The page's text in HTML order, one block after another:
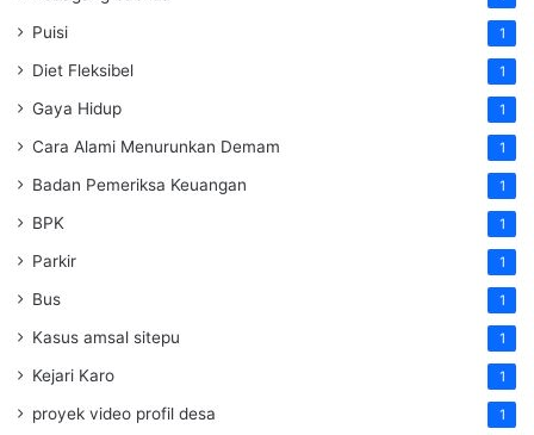
Puisi 1
Diet Fleksibel 1
Gaya Hidup 1
Cara Alami Menurunkan Demam 1
Badan Pemeriksa Keuangan 1
BPK 1
Parkir 1
Bus 1
Kasus amsal sitepu 1
Kejari Karo 1
proyek video profil desa 1